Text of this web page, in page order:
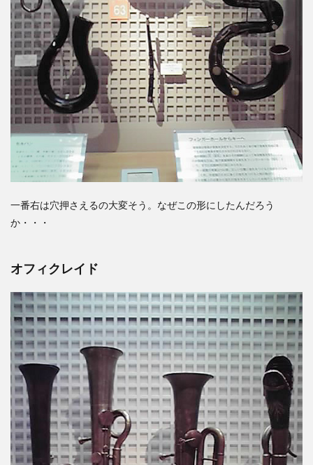
一番右は穴押さえるの大変そう。なぜこの形にしたんだろう
か・・・
オフィクレイド